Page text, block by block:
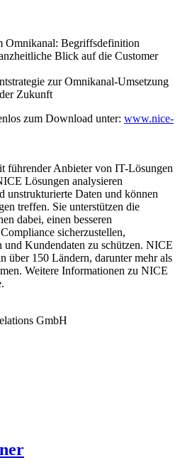
Omnikanal: Begriffsdefinition
Blick auf die Customer
zur Omnikanal-Umsetzung
Zukunft
zum Download unter: www.nice-
führender Anbieter von IT-Lösungen
Lösungen analysieren
unstrukturierte Daten und können
treffen. Sie unterstützen die
dabei, einen besseren
sicherzustellen,
und Kundendaten zu schützen. NICE
über 150 Ländern, darunter mehr als
Weitere Informationen zu NICE
GmbH